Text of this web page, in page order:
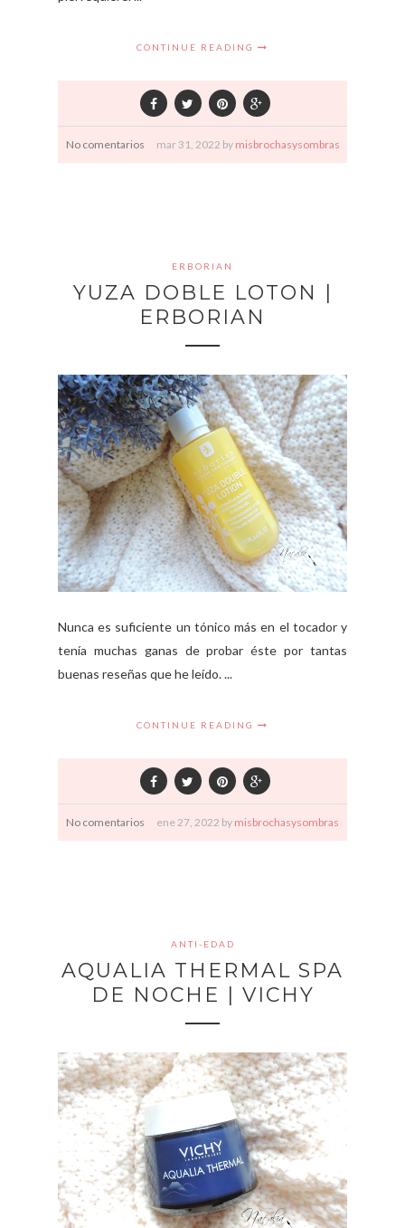
CONTINUE READING
No comentarios mar31, 2022 by misbrochasysombras
ERBORIAN
YUZA DOBLE LOTON |
ERBORIAN
Nunca es suficiente un tónico más en el tocador y
tenía muchas ganas de probar éste por tantas
buenas reseñas que he leído. ...
CONTINUE READING
No comentarios ene27, 2022 by misbrochasysombras
ANTI-EDAD
AQUALIA THERMAL SPA
DE NOCHE | VICHY